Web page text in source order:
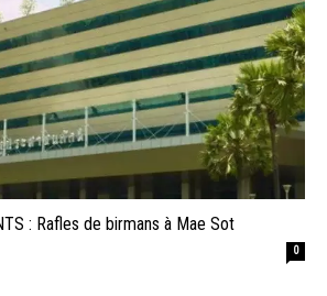
: Rafles de birmans à Mae Sot
0